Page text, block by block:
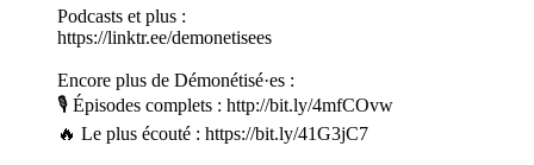
Podcasts et plus :
https://linktr.ee/demonetisees
Encore plus de Démonétisé·es :
🎙 Épisodes complets : http://bit.ly/4mfCOvw
🔥 Le plus écouté : https://bit.ly/41G3jC7